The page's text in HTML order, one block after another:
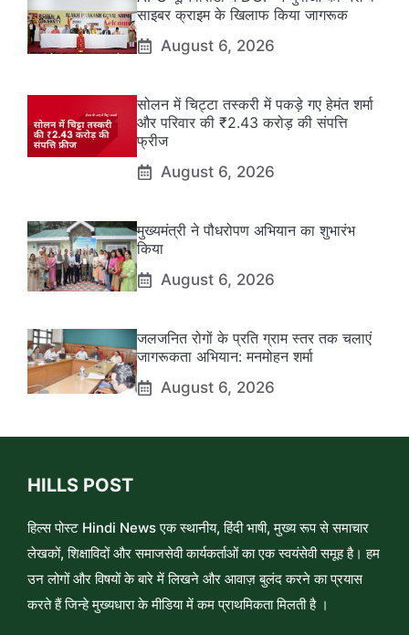
साइबर क्राइम के खिलाफ किया जागरूक
August 6, 2026
सोलन में चिट्टा तस्करी में पकड़े गए हेमंत शर्मा
और परिवार की ₹2.43 करोड़ की संपत्ति
फ्रीज
August 6, 2026
मुख्यमंत्री ने पौधरोपण अभियान का शुभारंभ
किया
August 6, 2026
जलजनित रोगों के प्रति ग्राम स्तर तक चलाएं
जागरूकता अभियान: मनमोहन शर्मा
August 6, 2026
HILLS POST
हिल्स पोस्ट Hindi News एक स्थानीय, हिंदी भाषी, मुख्य रूप से समाचार
लेखकों, शिक्षाविदों और समाजसेवी कार्यकर्ताओं का एक स्वयंसेवी समूह है। हम
उन लोगों और विषयों के बारे में लिखने और आवाज़ बुलंद करने का प्रयास
करते हैं जिन्हे मुख्यधारा के मीडिया में कम प्राथमिकता मिलती है ।